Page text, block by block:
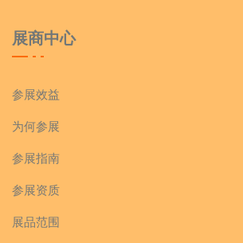
展商中心
参展效益
为何参展
参展指南
参展资质
展品范围